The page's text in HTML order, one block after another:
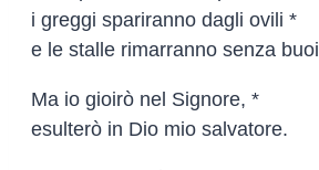
i greggi spariranno dagli ovili *
e le stalle rimarranno senza
Ma io gioirò nel Signore, *
esulterò in Dio mio salvatore.